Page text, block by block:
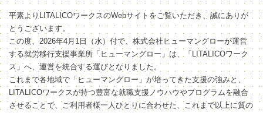
平素よりLITALICOワークスのWebサイトをご覧いただき、誠にありが
とうございます。
この度、2026年4月1日（水）付で、株式会社ヒューマングローが運営
する就労移行支援事業所「ヒューマングロー」は、「LITALICOワーク
ス」へ、運営を統合する運びとなりました。
これまで各地域で「ヒューマングロー」が培ってきた支援の強みと、
LITALICOワークスが持つ豊富な就職支援ノウハウやプログラムを融合
させることで、ご利用者様一人ひとりに合わせた、これまで以上に質の